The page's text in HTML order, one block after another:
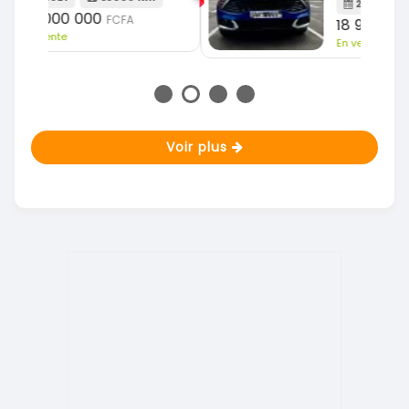
2023 51000 Km
18 900 000 FCFA
En vente
Voir plus